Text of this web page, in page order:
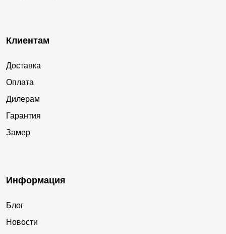
Клиентам
Доставка
Оплата
Дилерам
Гарантия
Замер
Информация
Блог
Новости